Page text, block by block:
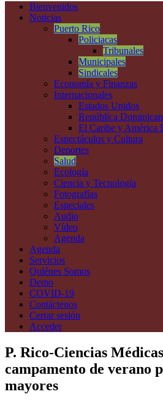
Bienvenidos
Noticias
Puerto Rico
Policiacas
Tribunales
Municipales
Sindicales
Economía y Finanzas
Internacionales
Estados Unidos
República
El Caribe y América
Espectáculos y Cultura
Deportes
Salud
Ecología
Ciencia y Tecnología
Fotografías
Especiales
Audio
Vídeo
Agenda
Agenda
Servicios
Quiénes Somos
Demo
COVID-19
Contáctenos
Cerrar sesión
Acceder
P. Rico-Ciencias
campamento de verano
mayores